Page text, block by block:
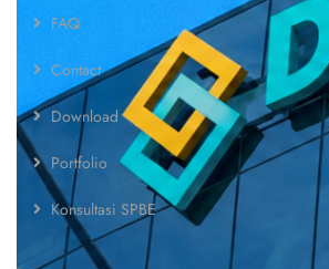
FAQ
Contact
Download
Portfolio
Konsultasi SPBE